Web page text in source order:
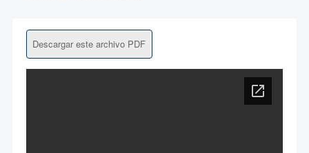
Descargar este archivo PDF